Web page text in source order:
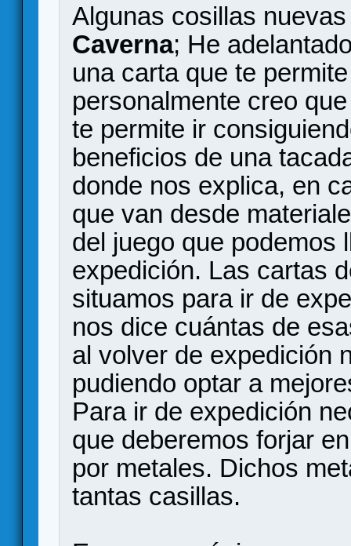
Algunas cosillas
Caverna; He
una carta que te
personalmente creo
te permite ir
beneficios de una
donde nos explica, en
que van desde
del juego que podemos
expedición. Las cartas
situamos para ir de
nos dice cuántas de
al volver de expedición
pudiendo optar a
Para ir de expedición
que deberemos forjar
por metales. Dichos
tantas casillas.